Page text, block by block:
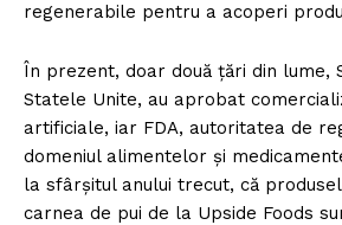
regenerabile pentru a acoperi
În prezent, doar două țări din lume,
Statele Unite, au aprobat
artificiale, iar FDA, autoritatea de
domeniul alimentelor și
la sfârșitul anului trecut, că
carnea de pui de la Upside Foods